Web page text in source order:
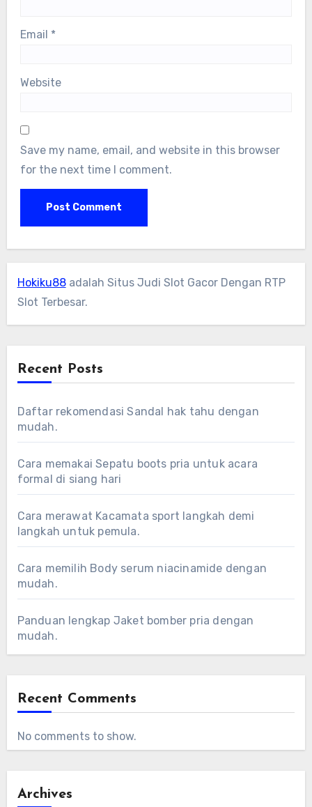
Email *
Website
Save my name, email, and website in this browser
for the next time I comment.
Hokiku88adalah Situs Judi Slot Gacor Dengan RTP
Slot Terbesar.
Recent Posts
Daftar rekomendasi Sandal hak tahu dengan
mudah.
Cara memakai Sepatu boots pria untuk acara
formal di siang hari
Cara merawat Kacamata sport langkah demi
langkah untuk pemula.
Cara memilih Body serum niacinamide dengan
mudah.
Panduan lengkap Jaket bomber pria dengan
mudah.
Recent Comments
No comments to show.
Archives